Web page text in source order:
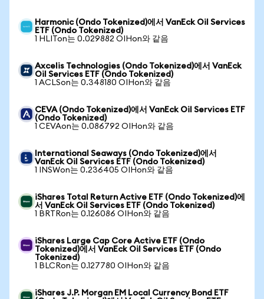
Harmonic (Ondo Tokenized)에서 VanEck Oil Services
ETF (Ondo Tokenized)
1 HLITon는 0.029882 OIHon와 같음
Axcelis Technologies (Ondo Tokenized)에서 VanEck
Oil Services ETF (Ondo Tokenized)
1 ACLSon는 0.348180 OIHon와 같음
CEVA (Ondo Tokenized)에서 VanEck Oil Services ETF
(Ondo Tokenized)
1 CEVAon는 0.086792 OIHon와 같음
International Seaways (Ondo Tokenized)에서
VanEck Oil Services ETF (Ondo Tokenized)
1 INSWon는 0.236405 OIHon와 같음
iShares Total Return Active ETF (Ondo Tokenized)에
서 VanEck Oil Services ETF (Ondo Tokenized)
1 BRTRon는 0.126086 OIHon와 같음
iShares Large Cap Core Active ETF (Ondo
Tokenized)에서 VanEck Oil Services ETF (Ondo
Tokenized)
1 BLCRon는 0.127780 OIHon와 같음
iShares J.P. Morgan EM Local Currency Bond ETF